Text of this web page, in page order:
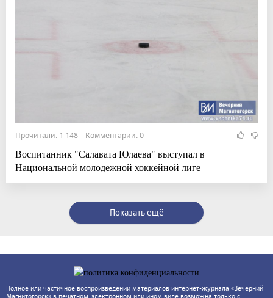
Прочитали: 1 148 Комментарии: 0
Воспитанник "Салавата Юлаева" выступал в
Национальной молодежной хоккейной лиге
Показать ещё
Полное или частичное воспроизведении материалов интернет-журнала «Вечерний
Магнитогорск» в печатном, электронном или ином виде возможна только с